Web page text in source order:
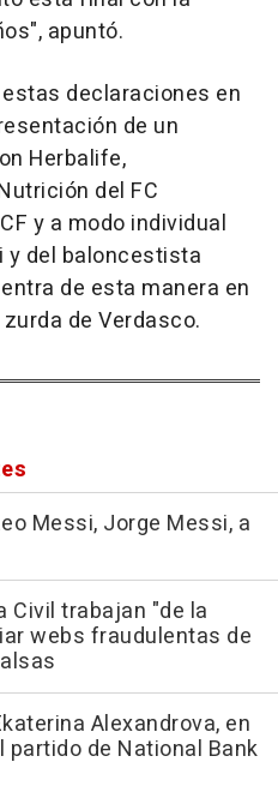
apuntó.
declaraciones en
de un
Herbalife,
del FC
y a modo individual
del baloncestista
de esta manera en
de Verdasco.
Messi, Jorge Messi, a
Civil trabajan "de la
webs fraudulentas de
Alexandrova, en
partido de National Bank